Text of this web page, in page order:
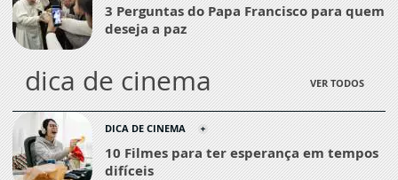
3 Perguntas do Papa Francisco para quem
deseja a paz
dica de cinema VER TODOS
DICA DE CINEMA
10 Filmes para ter esperança em tempos
difíceis